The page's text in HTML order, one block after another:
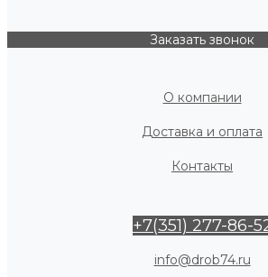
Заказать звонок
О компании
Доставка и оплата
Контакты
+7(351) 277-86-
info@drob74.ru